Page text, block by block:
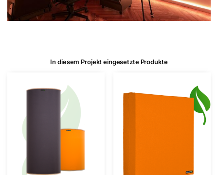
In diesem Projekt eingesetzte Produkte